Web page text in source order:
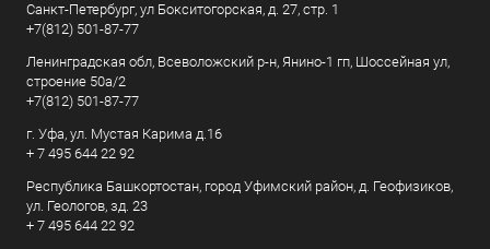
Санкт-Петербург, ул Бокситогорская, д. 27, стр. 1
+7(812) 501-87-77
Ленинградская обл, Всеволожский р-н, Янино-1 гп, Шоссейная ул,
строение 50а/2
+7(812) 501-87-77
г. Уфа, ул. Мустая Карима д.16
+ 7 495 644 22 92
Республика Башкортостан, город Уфимский район, д. Геофизиков,
ул. Геологов, зд. 23
+ 7 495 644 22 92